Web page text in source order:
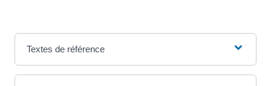
Textes de référence